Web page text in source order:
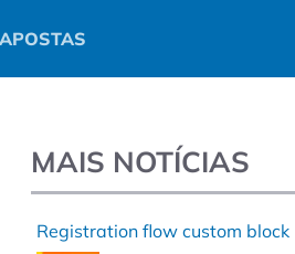
MAIS NOTÍCIAS
Registration flow custom block